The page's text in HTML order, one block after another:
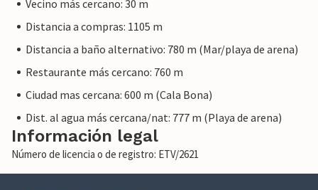
Vecino más cercano: 30 m
Distancia a compras: 1105 m
Distancia a baño alternativo: 780 m (Mar/playa de arena)
Restaurante más cercano: 760 m
Ciudad mas cercana: 600 m (Cala Bona)
Dist. al agua más cercana/nat: 777 m (Playa de arena)
Información legal
Número de licencia o de registro: ETV/2621